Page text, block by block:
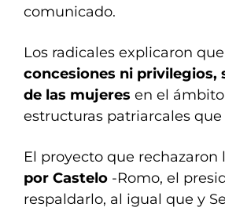
comunicado.
Los radicales explicaron
concesiones ni privilegios,
de las mujeres en el
estructuras patriarcales
El proyecto que rechazaron
por Castelo -Romo, el
respaldarlo, al igual que y